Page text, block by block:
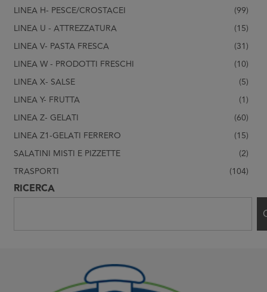
LINEA H- PESCE/CROSTACEI
(99)
LINEA U - ATTREZZATURA
(15)
LINEA V- PASTA FRESCA
(31)
LINEA W - PRODOTTI FRESCHI
(10)
LINEA X- SALSE
(5)
LINEA Y- FRUTTA
(1)
LINEA Z- GELATI
(60)
LINEA Z1-GELATI FERRERO
(15)
SALATINI MISTI E PIZZETTE
(2)
TRASPORTI
(104)
RICERCA